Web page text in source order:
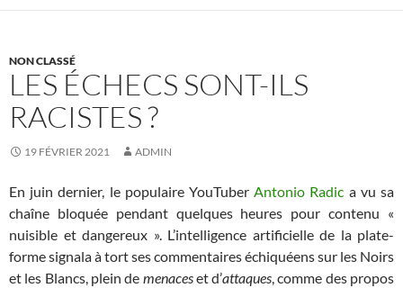
NON CLASSÉ
LES ÉCHECS SONT-ILS
RACISTES ?
19 FÉVRIER 2021 ADMIN
En juin dernier, le populaire YouTuberAntonio Radic a vu sa
chaîne bloquée pendant quelques heures pour contenu «
nuisible et dangereux ». L’intelligence artificielle de la plate-
forme signala à tort ses commentaires échiquéens sur les Noirs
et les Blancs, plein de menaceset d’attaques, comme des propos